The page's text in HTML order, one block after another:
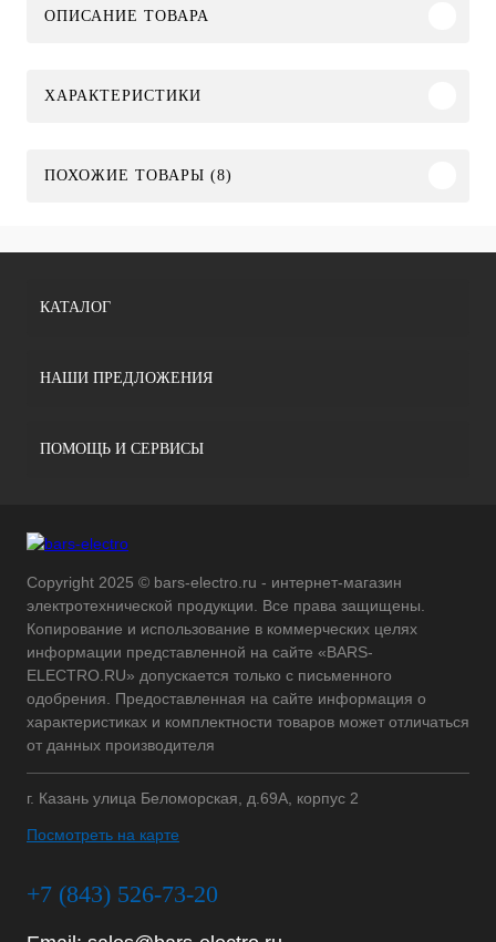
ОПИСАНИЕ ТОВАРА
ХАРАКТЕРИСТИКИ
ПОХОЖИЕ ТОВАРЫ (8)
КАТАЛОГ
НАШИ ПРЕДЛОЖЕНИЯ
ПОМОЩЬ И СЕРВИСЫ
Copyright 2025 © bars-electro.ru - интернет-магазин
электротехнической продукции. Все права защищены.
Копирование и использование в коммерческих целях
информации представленной на сайте «BARS-
ELECTRO.RU» допускается только с письменного
одобрения. Предоставленная на сайте информация о
характеристиках и комплектности товаров может отличаться
от данных производителя
г. Казань улица Беломорская, д.69А, корпус 2
Посмотреть на карте
+7 (843) 526-73-20